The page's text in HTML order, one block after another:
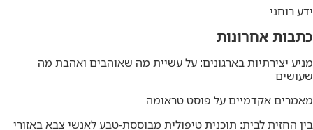
ידע רוחני
כתבות אחרונות
מניע יצירתיות בארגונים: על עשיית מה שאוהבים ואהבת מה
שעושים
מאמרים אקדמיים על פוסט טראומה
בין החזית לבית: תוכנית טיפולית מבוססת-טבע לאנשי צבא באזורי